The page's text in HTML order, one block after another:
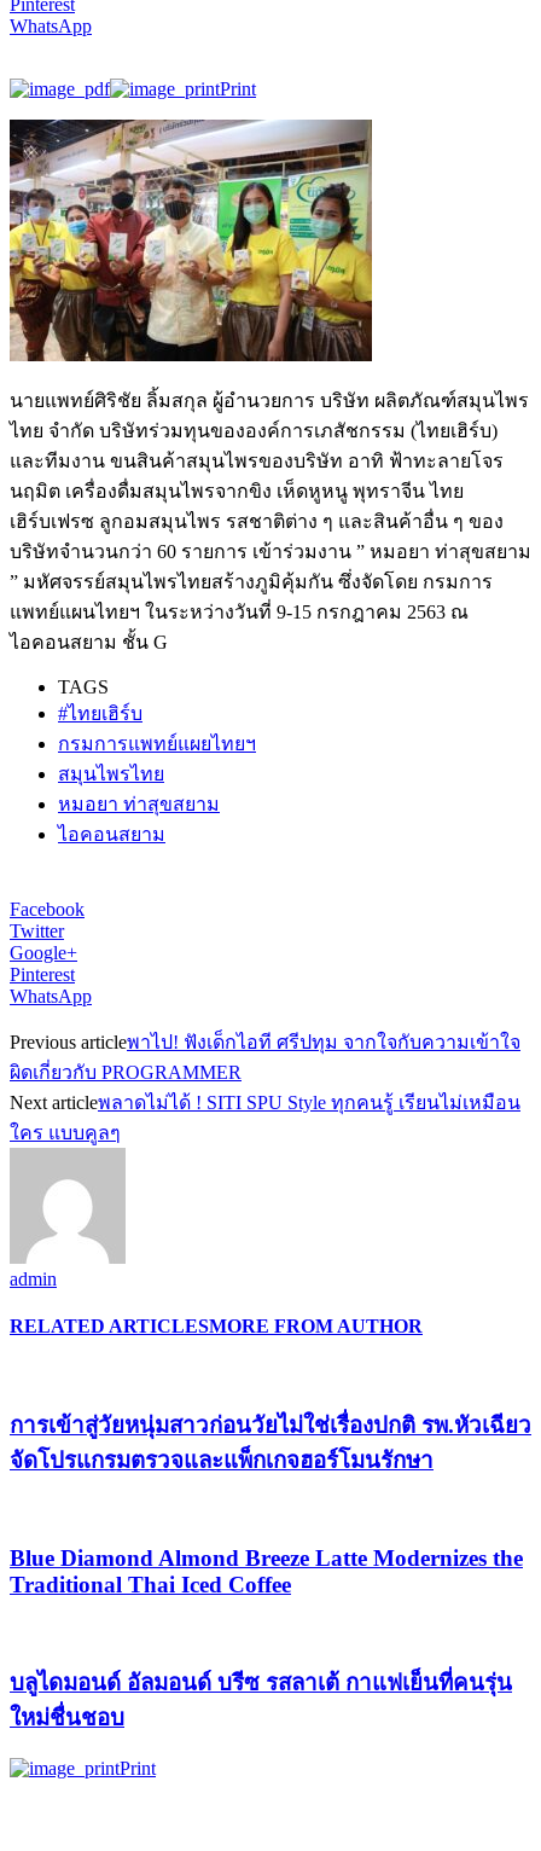
WhatsApp
Print
นายแพทย์ศิริชัย ลิ้มสกุล ผู้อำนวยการ บริษัท ผลิตภัณฑ์สมุนไพร
ไทย จำกัด บริษัทร่วมทุนขององค์การเภสัชกรรม (ไทยเฮิร์บ)
และทีมงาน ขนสินค้าสมุนไพรของบริษัท อาทิ ฟ้าทะลายโจร
นฤมิต เครื่องดื่มสมุนไพรจากขิง เห็ดหูหนู พุทราจีน ไทย
เฮิร์บเฟรซ ลูกอมสมุนไพร รสชาติต่าง ๆ และสินค้าอื่น ๆ ของ
บริษัทจำนวนกว่า 60 รายการ เข้าร่วมงาน ” หมอยา ท่าสุขสยาม
” มหัศจรรย์สมุนไพรไทยสร้างภูมิคุ้มกัน ซึ่งจัดโดย กรมการ
แพทย์แผนไทยฯ ในระหว่างวันที่ 9-15 กรกฎาคม 2563 ณ
ไอคอนสยาม ชั้น G
TAGS
#ไทยเฮิร์บ
กรมการแพทย์แผยไทยฯ
สมุนไพรไทย
หมอยา ท่าสุขสยาม
ไอคอนสยาม
Facebook
Twitter
Google+
Pinterest
WhatsApp
Previous articleพาไป! ฟังเด็กไอที ศรีปทุม จากใจกับความเข้าใจ
ผิดเกี่ยวกับ PROGRAMMER
Next articleพลาดไม่ได้ ! SITI SPU Style ทุกคนรู้ เรียนไม่เหมือน
ใคร แบบคูลๆ
admin
RELATED ARTICLESMORE FROM AUTHOR
การเข้าสู่วัยหนุ่มสาวก่อนวัยไม่ใช่เรื่องปกติ รพ.หัวเฉียว
จัดโปรแกรมตรวจและแพ็กเกจฮอร์โมนรักษา
Blue Diamond Almond Breeze Latte Modernizes the
Traditional Thai Iced Coffee
บลูไดมอนด์ อัลมอนด์ บรีซ รสลาเต้ กาแฟเย็นที่คนรุ่น
ใหม่ชื่นชอบ
Print